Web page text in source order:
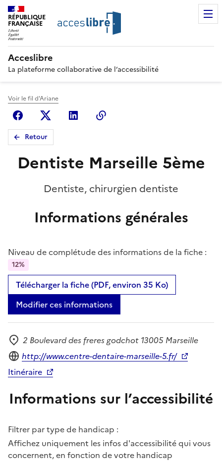
RÉPUBLIQUE
FRANÇAISE
Acceslibre
La plateforme collaborative de l’accessibilité
Voir le fil d'Ariane
FacebookX (anciennement Twitter)
Linkedin
Retour
Dentiste Marseille 5ème
Dentiste, chirurgien dentiste
Informations générales
Niveau de complétude des informations de la fiche :
12%
Télécharger la fiche (PDF, environ 35 Ko)
Modifier ces informations
Adresse
2 Boulevard des freres godchot 13005 Marseille
Site internet
http://www.centre-dentaire-marseille-5.fr/
Itinéraire
Informations sur l’accessibilité
Filtrer par type de handicap :
Affichez uniquement les infos d'accessibilité qui vous
concernent, en fonction de votre handicap